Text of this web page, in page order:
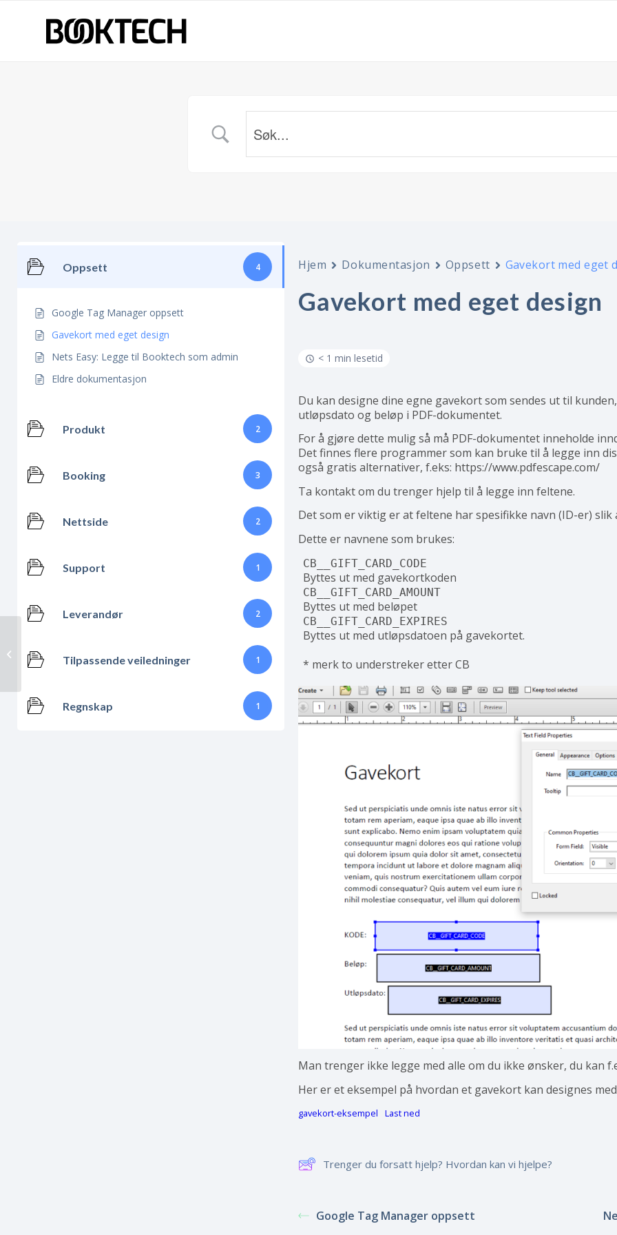
Oppsett 4
Google Tag Manager oppsett
Gavekort med eget design
Nets Easy: Legge til Booktech som admin
Eldre dokumentasjon
Produkt 2
Booking 3
Nettside 2
Support 1
Leverandør 2
Tilpassende veiledninger 1
Regnskap 1
Hjem Dokumentasjon Oppsett Gavekort med eget
Gavekort med eget design
< 1 min lesetid
Du kan designe dine egne gavekort som sendes ut til
utløpsdato og beløp i PDF-dokumentet.
For å gjøre dette mulig så må PDF-dokumentet inneholde
Det finnes flere programmer som kan bruke til å legge inn
også gratis alternativer, f.eks: https://www.pdfescape.com/
Ta kontakt om du trenger hjelp til å legge inn feltene.
Det som er viktig er at feltene har spesifikke navn (ID-er)
Dette er navnene som brukes:
CB__GIFT_CARD_CODE
Byttes ut med gavekortkoden
CB__GIFT_CARD_AMOUNT
Byttes ut med beløpet
CB__GIFT_CARD_EXPIRES
Byttes ut med utløpsdatoen på gavekortet.
* merk to understreker etter CB
Man trenger ikke legge med alle om du ikke ønsker, du kan
Her er et eksempel på hvordan et gavekort kan designes
gavekort-eksempel Last ned
Trenger du forsatt hjelp? Hvordan kan vi hjelpe?
Google Tag Manager oppsett
Booking